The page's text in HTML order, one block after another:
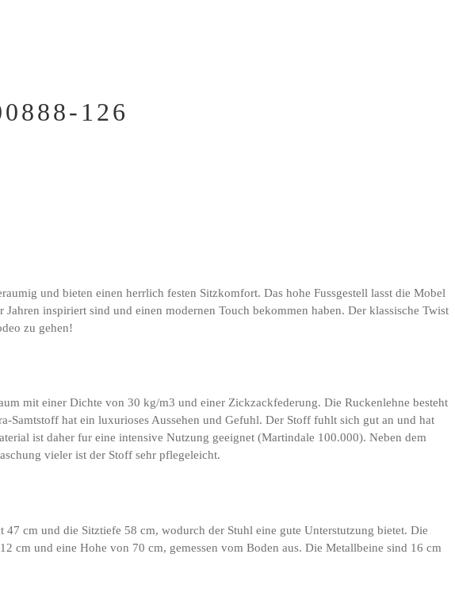
126
und bieten einen herrlich festen Sitzkomfort. Das hohe Fussgestell lasst die Mobel
inspiriert sind und einen modernen Touch bekommen haben. Der klassische Twist
zu gehen!
mit einer Dichte von 30 kg/m3 und einer Zickzackfederung. Die Ruckenlehne besteht
Samtstoff hat ein luxurioses Aussehen und Gefuhl. Der Stoff fuhlt sich gut an und hat
ist daher fur eine intensive Nutzung geeignet (Martindale 100.000). Neben dem
vieler ist der Stoff sehr pflegeleicht.
cm und die Sitztiefe 58 cm, wodurch der Stuhl eine gute Unterstutzung bietet. Die
cm und eine Hohe von 70 cm, gemessen vom Boden aus. Die Metallbeine sind 16 cm